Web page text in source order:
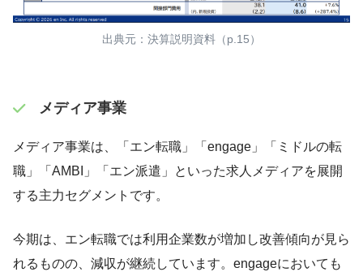
出典元：決算説明資料（p.15）
メディア事業
メディア事業は、「エン転職」「engage」「ミドルの転
職」「AMBI」「エン派遣」といった求人メディアを展開
する主力セグメントです。
今期は、エン転職では利用企業数が増加し改善傾向が見ら
れるものの、減収が継続しています。engageにおいても